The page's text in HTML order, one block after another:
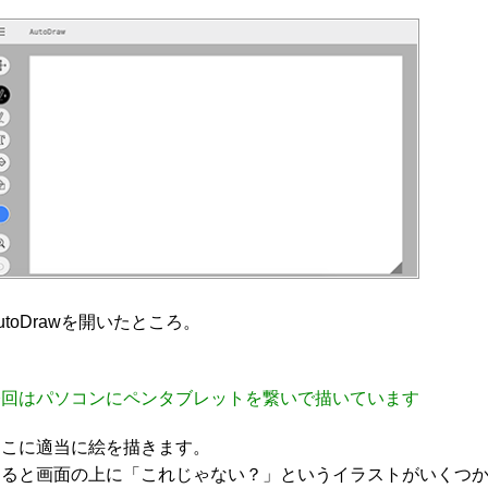
を開いたところ。
はパソコンにペンタブレットを繋いで描いています
に適当に絵を描きます。
と画面の上に「これじゃない？」というイラストがいくつか